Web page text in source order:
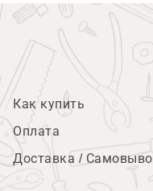
Как купить
Оплата
Доставка /